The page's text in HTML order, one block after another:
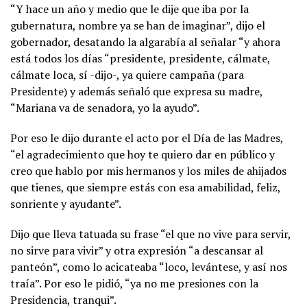
“Y hace un año y medio que le dije que iba por la
gubernatura, nombre ya se han de imaginar”, dijo el
gobernador, desatando la algarabía al señalar “y ahora
está todos los días “presidente, presidente, cálmate,
cálmate loca, sí -dijo-, ya quiere campaña (para
Presidente) y además señaló que expresa su madre,
“Mariana va de senadora, yo la ayudo”.
Por eso le dijo durante el acto por el Día de las Madres,
“el agradecimiento que hoy te quiero dar en público y
creo que hablo por mis hermanos y los miles de ahijados
que tienes, que siempre estás con esa amabilidad, feliz,
sonriente y ayudante”.
Dijo que lleva tatuada su frase “el que no vive para servir,
no sirve para vivir” y otra expresión “a descansar al
panteón”, como lo acicateaba “loco, levántese, y así nos
traía”. Por eso le pidió, “ya no me presiones con la
Presidencia, tranqui”.